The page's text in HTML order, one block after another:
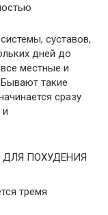
суставов,
дней до
местные и
такие
сразу
и
ПОХУДЕНИЯ
тремя